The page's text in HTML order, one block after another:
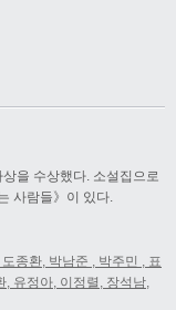
을 수상했다. 소설집으로
사람들》이 있다.
종환, 박남준 , 박주민 , 표
유정아, 이정렬, 장석남,